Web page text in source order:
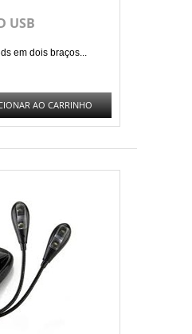
USB
em dois braços...
AO CARRINHO